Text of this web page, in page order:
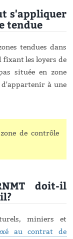
s'appliquer
tendue
tendues dans
fixant les loyers de
située en zone
d'appartenir à une
de contrôle
doit-il
miniers et
au contrat de